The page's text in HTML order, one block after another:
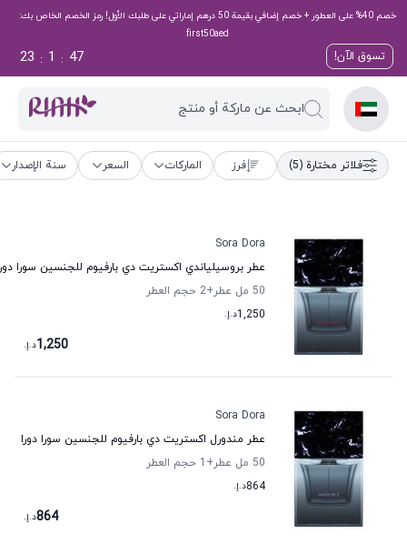
خصم 40% على العطور + خصم إضافي بقيمة 50 درهم إماراتي على طلبك الأول! رمز الخصم الخاص بك:
first50aed
تسوق الآن! 47
:
1
:
23
ابحث عن ماركة أو منتج
فلاتر مختارة (5) فرز الماركات السعر سنة الإصدار
Sora Dora
عطر بروسيلياندي اكستريت دي بارفيوم للجنسين سورا
50 مل عطر
+2
حجم العطر
1,250د.إ.
1,250د.إ.
Sora Dora
عطر مندورل اكستريت دي بارفيوم للجنسين سورا دورا
50 مل عطر
+1
حجم العطر
864د.إ.
864د.إ.